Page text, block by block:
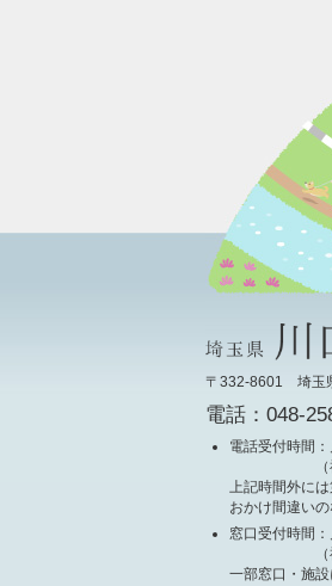
〒332-8601 埼玉
電話：048-
電話受付時間
上記時間外に
おかけ間違いの
窓口受付時間
一部窓口・施